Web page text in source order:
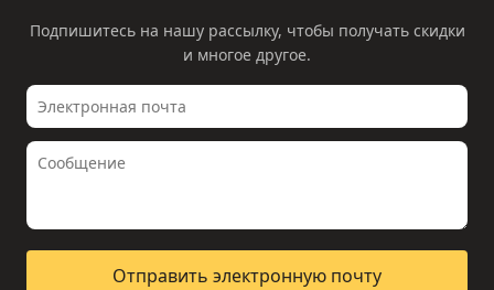
Подпишитесь на нашу рассылку, чтобы получать скидки
и многое другое.
Отправить электронную почту